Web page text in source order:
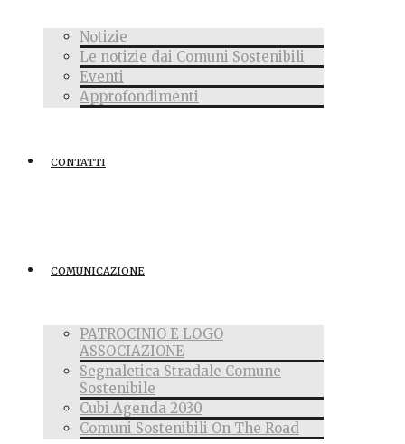
Notizie
Le notizie dai Comuni Sostenibili
Eventi
Approfondimenti
CONTATTI
COMUNICAZIONE
PATROCINIO E LOGO
ASSOCIAZIONE
Segnaletica Stradale Comune
Sostenibile
Cubi Agenda 2030
Comuni Sostenibili On The Road